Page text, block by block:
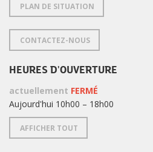
PLAN DE SITUATION
CONTACTEZ-NOUS
HEURES D'OUVERTURE
actuellement FERMÉ
Aujourd'hui 10h00 – 18h00
AFFICHER TOUT